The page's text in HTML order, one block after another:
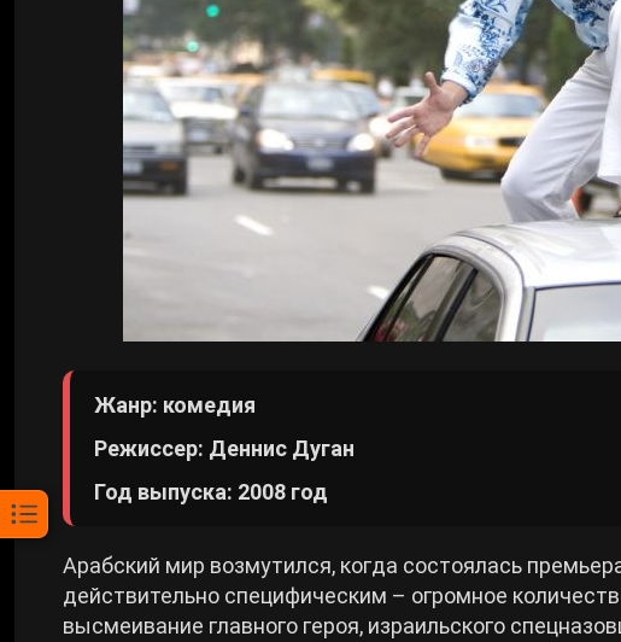
Жанр: комедия
Режиссер: Деннис Дуган
Год выпуска: 2008 год
Арабский мир возмутился, когда состоялась
действительно специфическим – огромное
высмеивание главного героя, израильского